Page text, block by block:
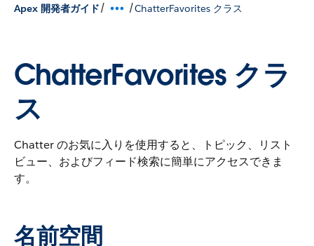
Apex 開発者ガイド/ /ChatterFavorites クラス
ChatterFavorites クラ
ス
Chatter のお気に入りを使用すると、トピック、リスト
ビュー、およびフィード検索に簡単にアクセスできま
す。
名前空間